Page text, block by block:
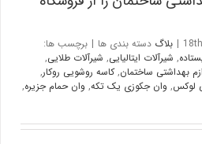
| بلاگدسته بندی ها
برچسب ها:
,شیرآلات ایتالیایی,شیرآلات طلایی,
ساختمان,کاسه روشویی روکار,
,وان جکوزی یک تکه ,وان حمام جزیره,